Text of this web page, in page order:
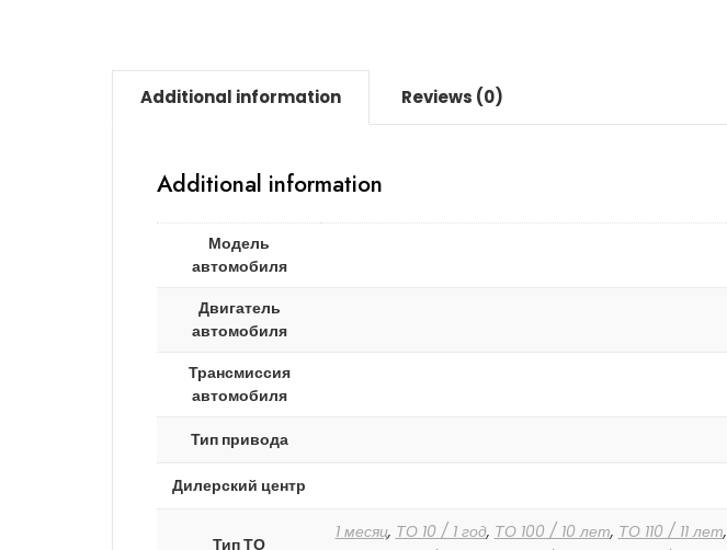
Additional information Reviews (0)
Additional information
Модель
автомобиля
Двигатель
автомобиля
Трансмиссия
автомобиля
Тип привода
Дилерский центр
Тип ТО
1 месяц, ТО 10 / 1 год, ТО 100 / 10 лет, ТО 110 / 11 лет,